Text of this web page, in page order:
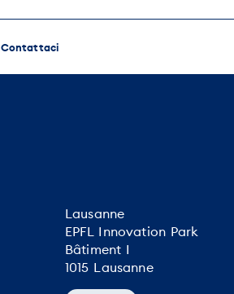
Contattaci
Lausanne
EPFL Innovation Park
Bâtiment I
1015 Lausanne